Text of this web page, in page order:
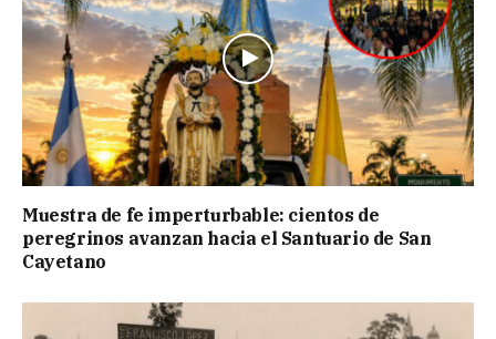
Muestra de fe imperturbable: cientos de
peregrinos avanzan hacia el Santuario de San
Cayetano